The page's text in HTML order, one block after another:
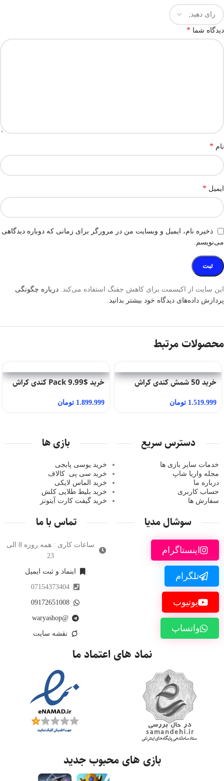
دیدگاه شما *
نام *
ایمیل *
ذخیره نام، ایمیل و وبسایت من در مرورگر برای زمانی که دوباره دیدگاهی
می‌نویسم.
این سایت از اکیسمت برای کاهش جفنگ استفاده می‌کند. درباره چگونگی
پردازش داده‌های دیدگاه خود بیشتر بدانید.
محصولات مرتبط
خرید 50 شمش کندی کراش
1.519.999 تومان
خرید $9.99 Pack کندی کراش
1.899.999 تومان
دسترس سریع
خدمات سایر بازی ها
مجله واریا شاپ
درباره ما
حساب کاربری
سفارش ها
بازی ها
خرید یوسی پابجی
خرید سی پی کالاف
خرید الماس لایکی
خرید بلیط طلایی کلش
خرید گیفت کارت آیتونز
سوشال مدیا
اینستاگرام
تلگرام
یوتیوب
واتساپ
تماس با ما
ساعات کاری : همه روزه 8 الی
23
اینماد و ثبت ایمیل
07154373404
09172651008
@waryashop
نقشه سایت
نماد های اعتماد ما
بازی های محبوب جدید